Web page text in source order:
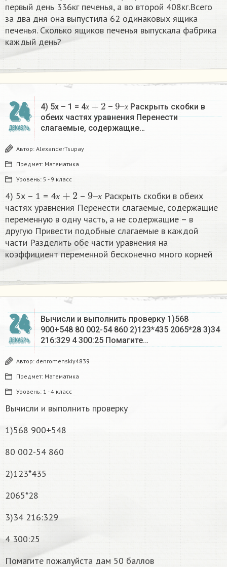
первый день 336кг печенья, а во второй 408кг.Всего
за два дня она выпустила 62 одинаковых ящика
печенья. Сколько ящиков печенья выпускала фабрика
каждый день?
24
ДЕКАБРЬ
4) 5х – 1 = 4х
х+2
– х
9–
х
Раскрыть скобки в
обеих частях уравнения Перенести
слагаемые, содержащие…
Автор: AlexanderTsupay
Предмет: Математика
Уровень: 5 - 9 класс
4) 5х – 1 = 4х – х
9х
Раскрыть скобки в обеих
частях уравнения Перенести слагаемые, содержащие
переменную в одну часть, а не содержащие – в
другую Привести подобные слагаемые в каждой
части Разделить обе части уравнения на
коэффициент переменной бесконечно много корней​
24
ДЕКАБРЬ
Вычисли и выполнить проверку 1)568
900+548 80 002-54 860 2)123*435 2065*28 3)34
216:329 4 300:25 Помагите…
Автор: denromenskiy4839
Предмет: Математика
Уровень: 1 - 4 класс
Вычисли и выполнить проверку
1)568 900+548
80 002-54 860
2)123*435
2065*28
3)34 216:329
4 300:25
Помагите пожалуйста дам 50 баллов